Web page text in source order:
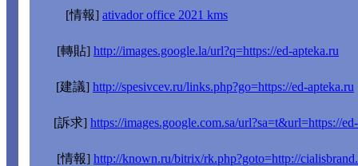
[情報] ativador office 2021 kms
[轉貼] http://images.google.la/url?q=https://ed-apteka.ru
[建議] http://spesivcev.ru/links.php?go=https://ed-apteka.ru
[訴求] https://images.google.com.sa/url?sa=t&url=https://
[情報] http://known.ru/bitrix/rk.php?goto=http://